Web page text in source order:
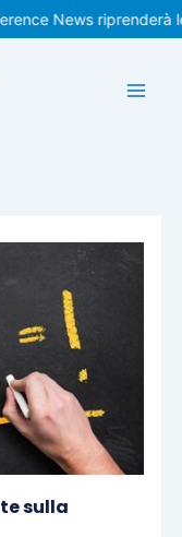
News riprenderà le
sulla